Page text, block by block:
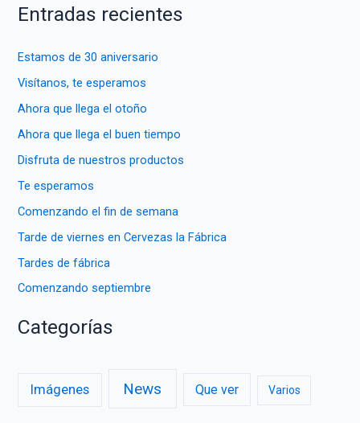
c
r
:
Entradas recientes
Estamos de 30 aniversario
Visítanos, te esperamos
Ahora que llega el otoño
Ahora que llega el buen tiempo
Disfruta de nuestros productos
Te esperamos
Comenzando el fin de semana
Tarde de viernes en Cervezas la Fábrica
Tardes de fábrica
Comenzando septiembre
Categorías
Imágenes News Que ver Varios